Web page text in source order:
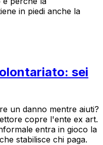
in piedi anche la
sei
un danno mentre aiuti?
copre l'ente ex art.
entra in gioco la
stabilisce chi paga.